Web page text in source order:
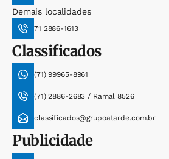
Demais localidades
71 2886-1613
Classificados
(71) 99965-8961
(71) 2886-2683 / Ramal 8526
classificados@grupoatarde.com.br
Publicidade